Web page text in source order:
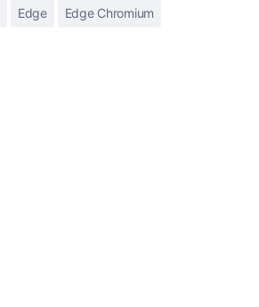
Edge Edge Chromium